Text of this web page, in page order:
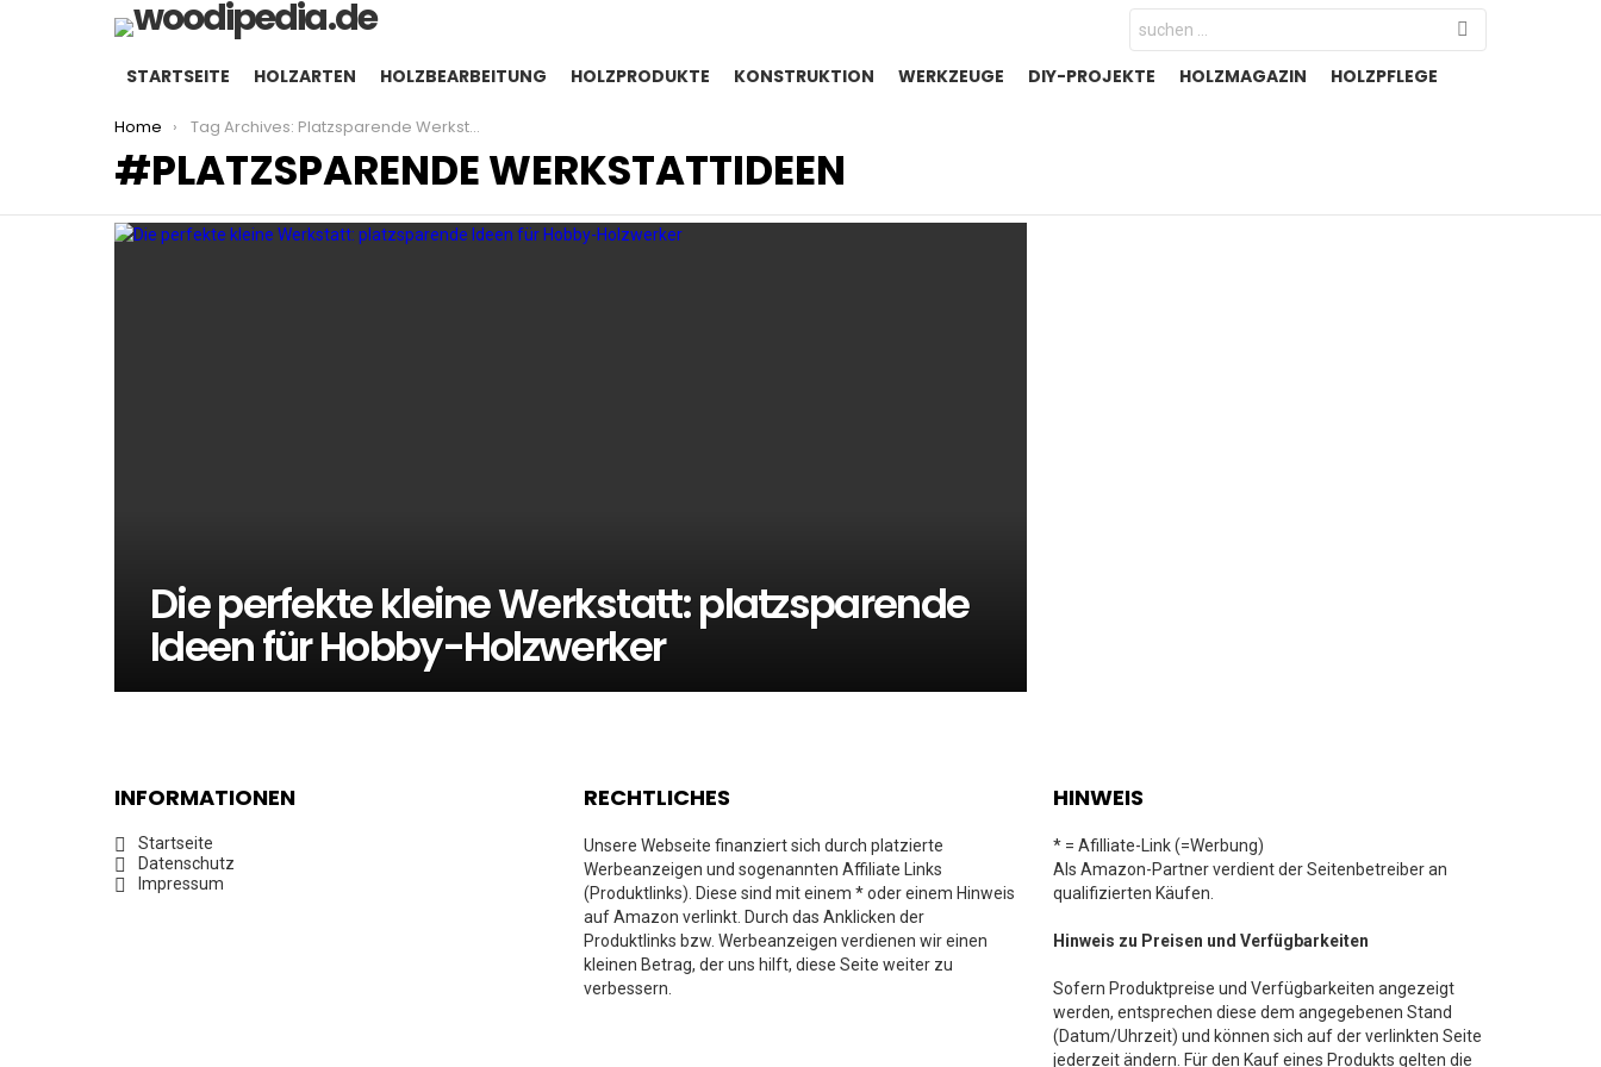
Search
for:
STARTSEITE HOLZARTEN HOLZBEARBEITUNG HOLZPRODUKTE KONSTRUKTION WERKZEUGE DIY-PROJEKTE HOLZMAGAZIN HOLZPFLEGE
You are here:
Home Tag Archives: Platzsparende Werkstattideen
PLATZSPARENDE WERKSTATTIDEEN
LATEST
Die perfekte kleine Werkstatt: platzsparende
Ideen für Hobby-Holzwerker
INFORMATIONEN
Startseite
Datenschutz
Impressum
RECHTLICHES
Unsere Webseite finanziert sich durch platzierte
Werbeanzeigen und sogenannten Affiliate Links
(Produktlinks). Diese sind mit einem * oder einem Hinweis
auf Amazon verlinkt. Durch das Anklicken der
Produktlinks bzw. Werbeanzeigen verdienen wir einen
kleinen Betrag, der uns hilft, diese Seite weiter zu
verbessern.
HINWEIS
* = Afilliate-Link (=Werbung)
Als Amazon-Partner verdient der Seitenbetreiber an
qualifizierten Käufen.
Hinweis zu Preisen und Verfügbarkeiten
Sofern Produktpreise und Verfügbarkeiten angezeigt
werden, entsprechen diese dem angegebenen Stand
(Datum/Uhrzeit) und können sich auf der verlinkten Seite
jederzeit ändern. Für den Kauf eines Produkts gelten die